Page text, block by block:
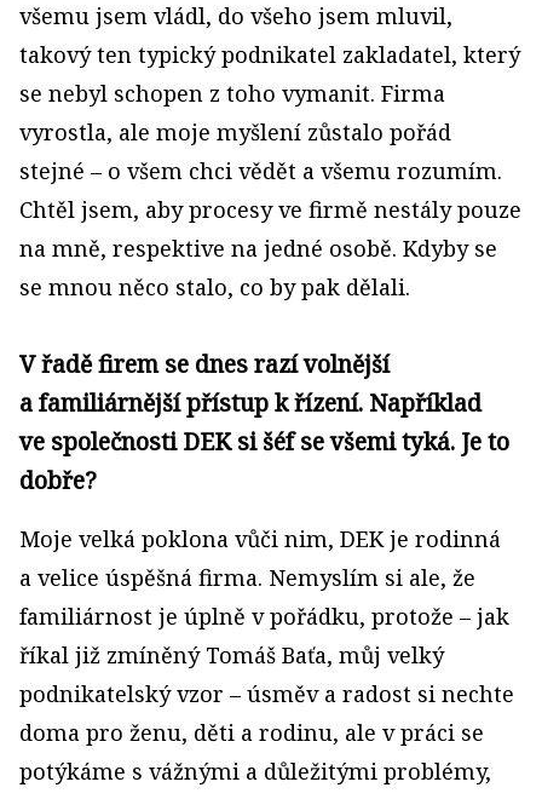
všemu jsem vládl, do všeho jsem mluvil,
takový ten typický podnikatel zakladatel, který
se nebyl schopen z toho vymanit. Firma
vyrostla, ale moje myšlení zůstalo pořád
stejné – o všem chci vědět a všemu rozumím.
Chtěl jsem, aby procesy ve firmě nestály pouze
na mně, respektive na jedné osobě. Kdyby se
se mnou něco stalo, co by pak dělali.
V řadě firem se dnes razí volnější
a familiárnější přístup k řízení. Například
ve společnosti DEK si šéf se všemi tyká. Je to
dobře?
Moje velká poklona vůči nim, DEK je rodinná
a velice úspěšná firma. Nemyslím si ale, že
familiárnost je úplně v pořádku, protože – jak
říkal již zmíněný Tomáš Baťa, můj velký
podnikatelský vzor – úsměv a radost si nechte
doma pro ženu, děti a rodinu, ale v práci se
potýkáme s vážnými a důležitými problémy,